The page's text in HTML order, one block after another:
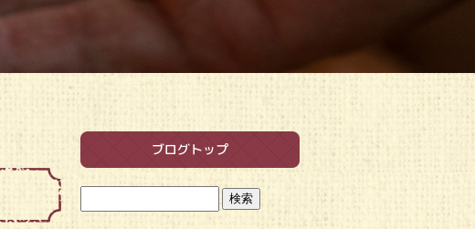
ブログトップ